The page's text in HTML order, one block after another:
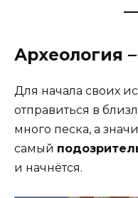
Археология
Для начала своих
отправиться в
много песка, а
самый
и начнётся.